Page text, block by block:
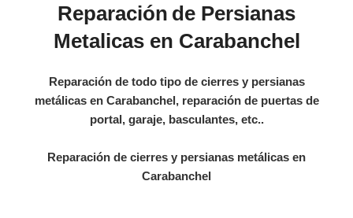
Reparación de Persianas
Metalicas en Carabanchel
Reparación de todo tipo de cierres y persianas
metálicas en Carabanchel, reparación de puertas de
portal, garaje, basculantes, etc..
Reparación de cierres y persianas metálicas en
Carabanchel